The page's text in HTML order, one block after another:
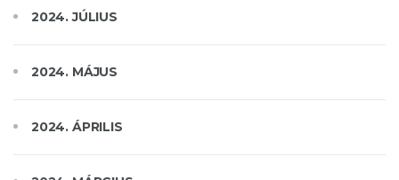
2024. JÚLIUS
2024. MÁJUS
2024. ÁPRILIS